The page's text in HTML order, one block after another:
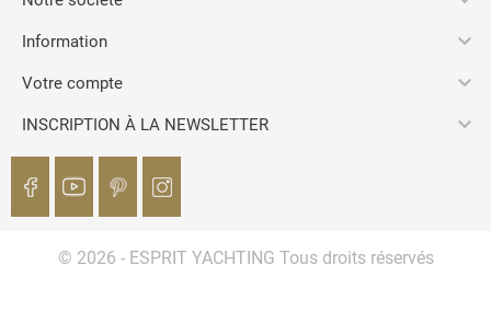
Information 
Votre compte 
INSCRIPTION À LA NEWSLETTER 
© 2026 - ESPRIT YACHTING Tous droits réservés